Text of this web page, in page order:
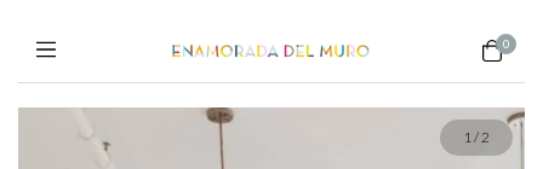
0
1/2